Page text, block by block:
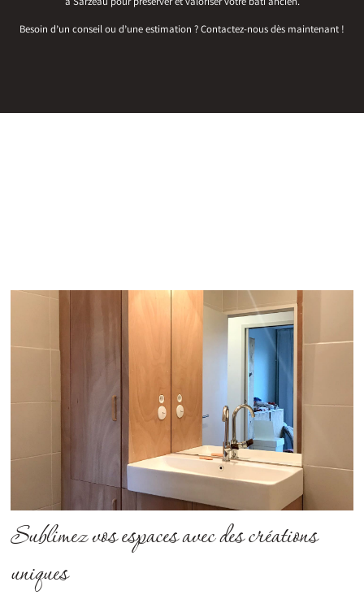
à Sarzeau pour préserver et valoriser votre bâti ancien.
Besoin d’un conseil ou d’une estimation ? Contactez-nous dès maintenant !
Sublimez vos espaces avec des créations
uniques